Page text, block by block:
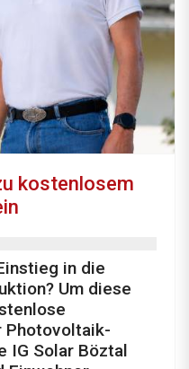
kostenlosem
in die
Um diese
Photovoltaik-
IG Solar Böztal